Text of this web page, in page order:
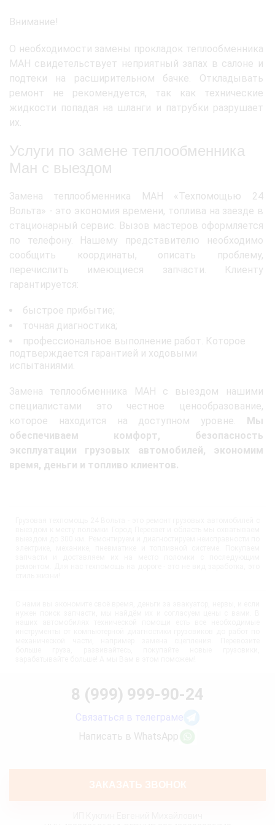
Внимание!
О необходимости замены прокладок теплообменника
МАН свидетельствует неприятный запах в салоне и
подтеки на расширительном бачке. Откладывать
ремонт не рекомендуется, так как технические
жидкости попадая на шланги и патрубки разрушает
их.
Услуги по замене теплообменника
Ман с выездом
Замена теплообменника МАН «Техпомощью 24
Вольта» - это экономия времени, топлива на заезде в
стационарный сервис. Вызов мастеров оформляется
по телефону. Нашему представителю необходимо
сообщить координаты, описать проблему,
перечислить имеющиеся запчасти. Клиенту
гарантируется:
быстрое прибытие;
точная диагностика;
профессиональное выполнение работ. Которое
подтверждается гарантией и ходовыми
испытаниями.
Замена теплообменника МАН с выездом нашими
специалистами это честное ценообразование,
которое находится на доступном уровне. Мы
обеспечиваем комфорт, безопасность
эксплуатации грузовых автомобилей, экономим
время, деньги и топливо клиентов.
8 (999) 999-90-24
Связаться в телеграме
Написать в WhatsApp
ЗАКАЗАТЬ ЗВОНОК